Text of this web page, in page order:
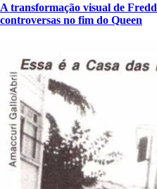
A transformação visual de
controversas no fim do Queen